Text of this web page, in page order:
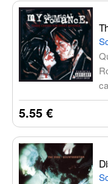
di
5.55 €